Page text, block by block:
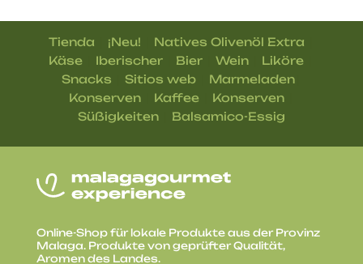
Tienda ¡Neu! Natives Olivenöl Extra
Käse Iberischer Bier |Wein Liköre
Snacks Sitios web| Marmeladen|
Konserven| Kaffee| Konserven|
Süßigkeiten| Balsamico-Essig
Online-Shop für lokale Produkte aus der Provinz
Malaga. Produkte von geprüfter Qualität,
Aromen des Landes.